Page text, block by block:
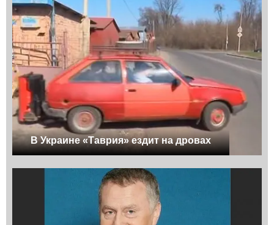
В Украине «Таврия» ездит на дровах